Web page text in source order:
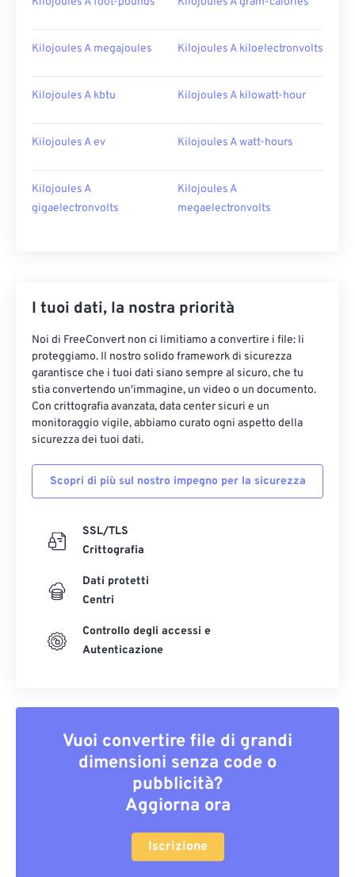
Kilojoules A megajoules Kilojoules A kiloelectronvolts
Kilojoules A kbtu Kilojoules A kilowatt-hour
Kilojoules A ev Kilojoules A watt-hours
Kilojoules A
gigaelectronvolts
Kilojoules A
megaelectronvolts
I tuoi dati, la nostra priorità
Noi di FreeConvert non ci limitiamo a convertire i file: li
proteggiamo. Il nostro solido framework di sicurezza
garantisce che i tuoi dati siano sempre al sicuro, che tu
stia convertendo un'immagine, un video o un documento.
Con crittografia avanzata, data center sicuri e un
monitoraggio vigile, abbiamo curato ogni aspetto della
sicurezza dei tuoi dati.
Scopri di più sul nostro impegno per la sicurezza
SSL/TLS
Crittografia
Dati protetti
Centri
Controllo degli accessi e
Autenticazione
Vuoi convertire file di grandi
dimensioni senza code o
pubblicità?
Aggiorna ora
Iscrizione